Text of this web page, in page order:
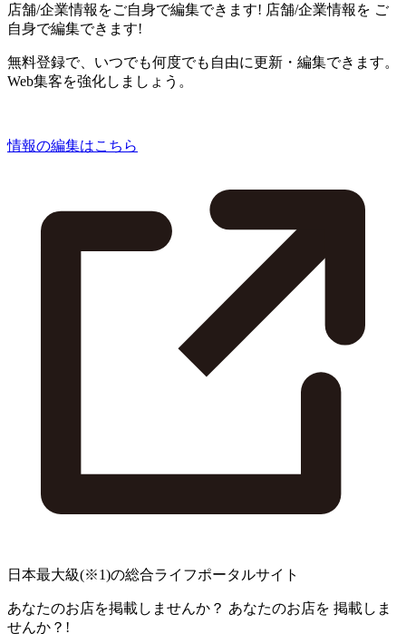
店舗/企業情報をご自身で編集できます! 店舗/企業情報を ご
自身で編集できます!
無料登録で、いつでも何度でも自由に更新・編集できます。
Web集客を強化しましょう。
情報の編集はこちら
日本最大級(※1)の総合ライフポータルサイト
あなたのお店を掲載しませんか？ あなたのお店を 掲載しま
せんか？!